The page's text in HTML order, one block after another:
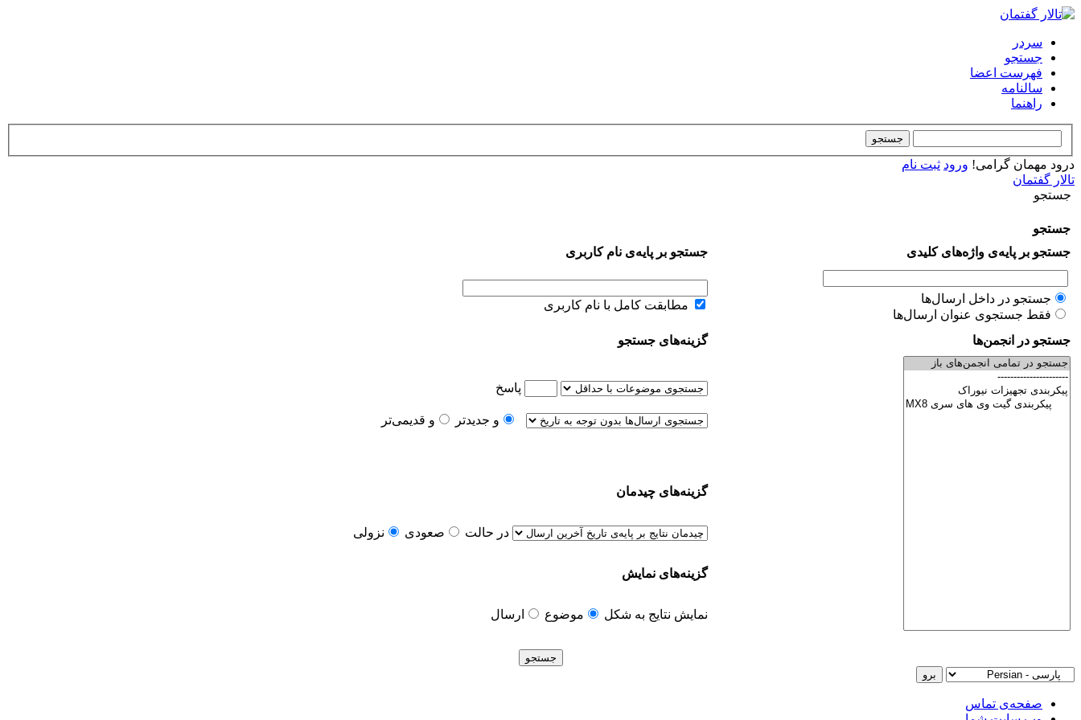
سردر
جستجو
فهرست اعضا
سالنامه
راهنما
درود مهمان گرامی! ورود ثبت نام
تالار گفتمان
جستجو
جستجو
جستجو بر پایه‌ی واژه‌های کلیدی
جستجو بر پایه‌ی نام کاربری
جستجو در داخل ارسال‌ها
فقط جستجوی عنوان ارسال‌ها
مطابقت کامل با نام کاربری
جستجو در انجمن‌ها گزینه‌های جستجو
پاسخ
و جدیدتر و قدیمی‌تر
گزینه‌های چیدمان
در حالت صعودی نزولی
گزینه‌های نمایش
نمایش نتایج به شکل موضوع ارسال
صفحه‌ی تماس